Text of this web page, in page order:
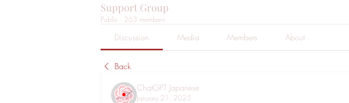
Support Group
Public · 263 members
Discussion Media Members About
Back
ChatGPT Japanese
January 21, 2025